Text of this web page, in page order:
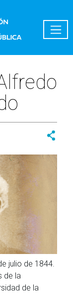
julio de 1844.
de la
de la